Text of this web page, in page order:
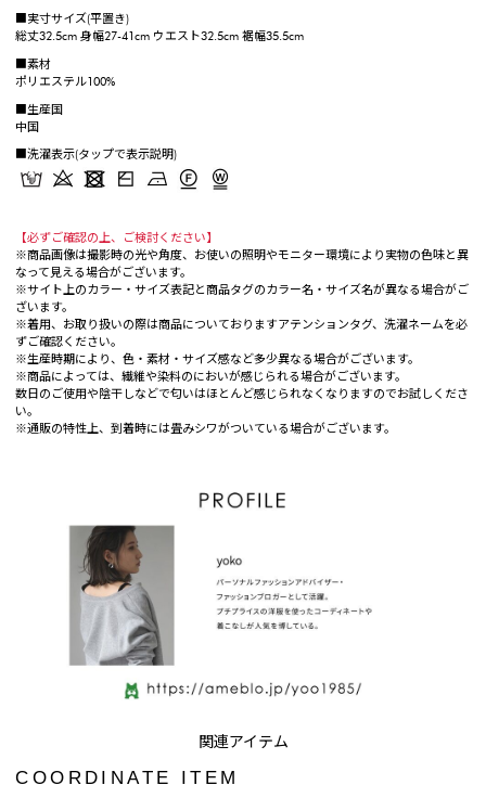
■実寸サイズ(平置き)
総丈32.5cm 身幅27-41cm ウエスト32.5cm 裾幅35.5cm
■素材
ポリエステル100%
■生産国
中国
■洗濯表示(タップで表示説明)
【必ずご確認の上、ご検討ください】
※商品画像は撮影時の光や角度、お使いの照明やモニター環境により実物の色味と異
なって見える場合がございます。
※サイト上のカラー・サイズ表記と商品タグのカラー名・サイズ名が異なる場合がご
ざいます。
※着用、お取り扱いの際は商品についておりますアテンションタグ、洗濯ネームを必
ずご確認ください。
※生産時期により、色・素材・サイズ感など多少異なる場合がございます。
※商品によっては、繊維や染料のにおいが感じられる場合がございます。
数日のご使用や陰干しなどで匂いはほとんど感じられなくなりますのでお試しくださ
い。
※通販の特性上、到着時には畳みシワがついている場合がございます。
COORDINATE ITEM